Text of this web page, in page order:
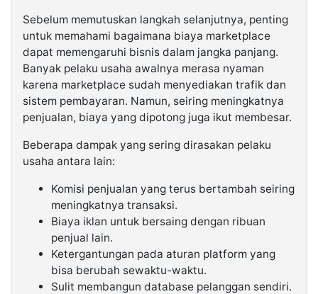
Sebelum memutuskan langkah selanjutnya, penting
untuk memahami bagaimana biaya marketplace
dapat memengaruhi bisnis dalam jangka panjang.
Banyak pelaku usaha awalnya merasa nyaman
karena marketplace sudah menyediakan trafik dan
sistem pembayaran. Namun, seiring meningkatnya
penjualan, biaya yang dipotong juga ikut membesar.
Beberapa dampak yang sering dirasakan pelaku
usaha antara lain:
Komisi penjualan yang terus bertambah seiring
meningkatnya transaksi.
Biaya iklan untuk bersaing dengan ribuan
penjual lain.
Ketergantungan pada aturan platform yang
bisa berubah sewaktu-waktu.
Sulit membangun database pelanggan sendiri.